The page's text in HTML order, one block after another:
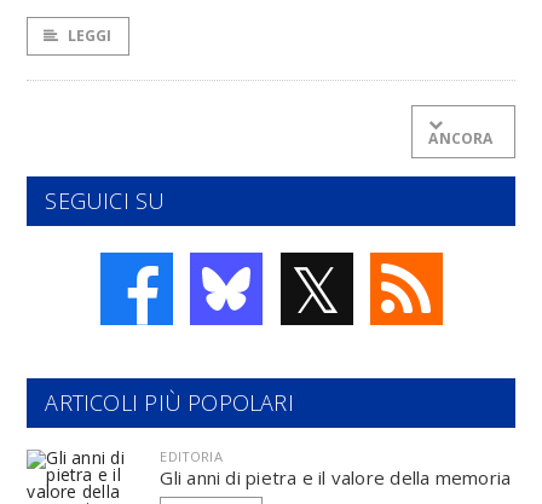
LEGGI
ANCORA
SEGUICI SU
𝕏
ARTICOLI PIÙ POPOLARI
EDITORIA
Gli anni di pietra e il valore della memoria